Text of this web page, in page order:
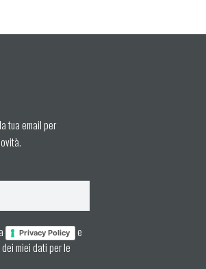
tua email per
Privacy Policy
e
miei dati per le